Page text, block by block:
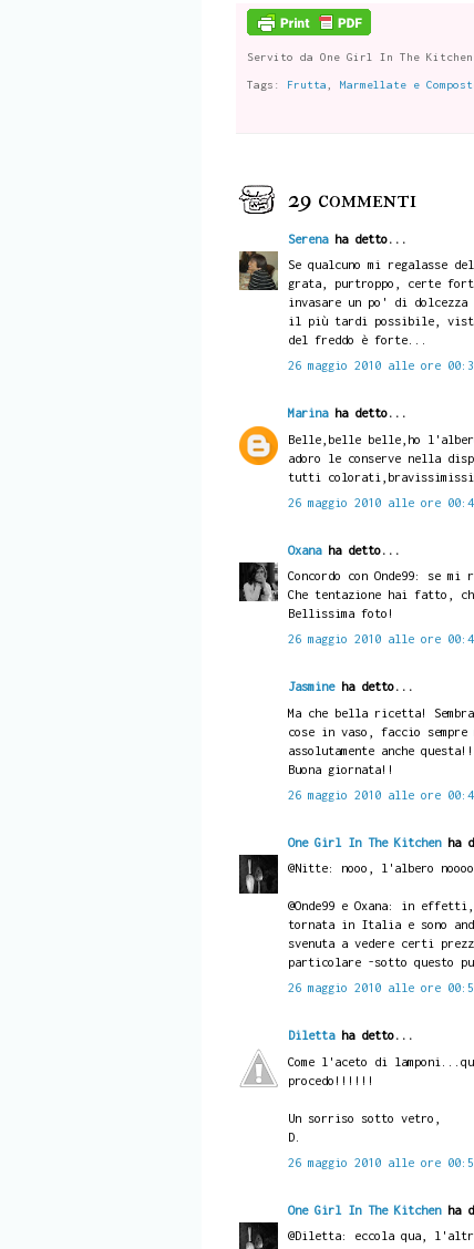
Servito da One Girl In The Kitchen
Tags: Frutta, Marmellate e
29 commenti
Serenaha detto...
Se qualcuno mi regalasse
grata, purtroppo, certe
invasare un po' di
il più tardi possibile, visto
del freddo è forte...
26 maggio 2010 alle ore
Marinaha detto...
Belle,belle belle,ho
adoro le conserve nella
tutti
26 maggio 2010 alle ore
Oxanaha detto...
Concordo con Onde99:
Che tentazione hai fatto,
Bellissima foto!
26 maggio 2010 alle ore
Jasmineha detto...
Ma che bella ricetta!
cose in vaso, faccio
assolutamente anche questa!!
Buona giornata!!
26 maggio 2010 alle ore
One Girl In The Kitchenha
@Nitte: nooo, l'albero
@Onde99 e Oxana: in
tornata in Italia e sono
svenuta a vedere certi
particolare -sotto questo
26 maggio 2010 alle ore
Dilettaha detto...
Come l'aceto di
procedo!!!!!!
Un sorriso sotto vetro,
D.
26 maggio 2010 alle ore
One Girl In The Kitchenha
@Diletta: eccola qua,